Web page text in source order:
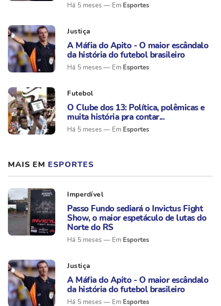
Há 5 meses Esportes
Justiça
A Máfia do Apito - O maior escândalo
da história do futebol brasileiro
Há 5 meses Esportes
Futebol
O Clube dos 13: Política, polêmicas e
muita história pra contar...
Há 5 meses Esportes
MAIS EM ESPORTES
Imperdível
Passo Fundo sediará o Invictus Fight
Show, o maior espetáculo de lutas do
Norte do RS
Há 5 meses Esportes
Justiça
A Máfia do Apito - O maior escândalo
da história do futebol brasileiro
Há 5 meses Esportes